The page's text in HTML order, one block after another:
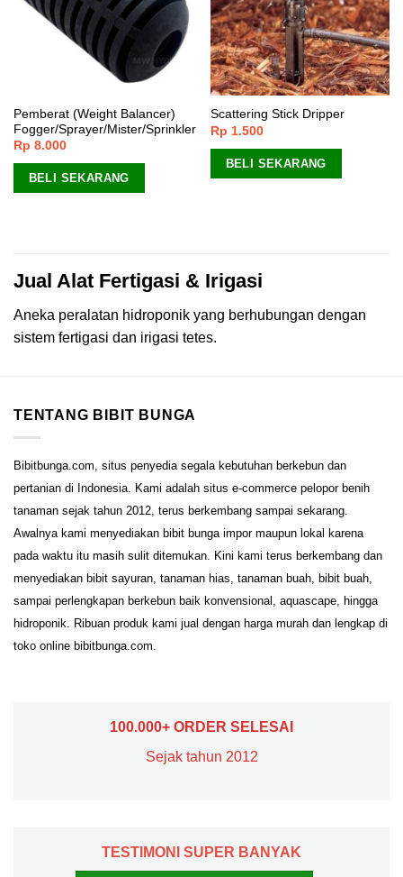
Pemberat (Weight Balancer)
Fogger/Sprayer/Mister/Sprinkler
Rp 8.000
BELI SEKARANG
Scattering Stick Dripper
Rp 1.500
BELI SEKARANG
Jual Alat Fertigasi & Irigasi
Aneka peralatan hidroponik yang berhubungan dengan
sistem fertigasi dan irigasi tetes.
TENTANG BIBIT BUNGA
Bibitbunga.com, situs penyedia segala kebutuhan berkebun dan
pertanian di Indonesia. Kami adalah situs e-commerce pelopor benih
tanaman sejak tahun 2012, terus berkembang sampai sekarang.
Awalnya kami menyediakan bibit bunga impor maupun lokal karena
pada waktu itu masih sulit ditemukan. Kini kami terus berkembang dan
menyediakan bibit sayuran, tanaman hias, tanaman buah, bibit buah,
sampai perlengkapan berkebun baik konvensional, aquascape, hingga
hidroponik. Ribuan produk kami jual dengan harga murah dan lengkap di
toko online bibitbunga.com.
100.000+ ORDER SELESAI
Sejak tahun 2012
TESTIMONI SUPER BANYAK